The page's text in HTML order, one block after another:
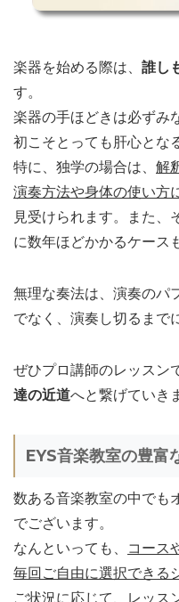
楽器を始める際は、 誰し
す。
楽器の手ほどきは必ずみ
初こそとっても肝心とな
特に、独学の場合は、 解
演奏方法や身体の使い方
見受けられます。また、
に数年ほどかかるケース
無理な奏法は、演奏のパ
でなく、演奏し切るまで
ぜひプロ講師のレッスン
達の近道へと繋げていき
EYS音楽教室の豊富
数ある音楽教室の中でも
でございます。
なんといっても、
コース
毎回ご自由に選択できる
ご状況に応じて、レッス